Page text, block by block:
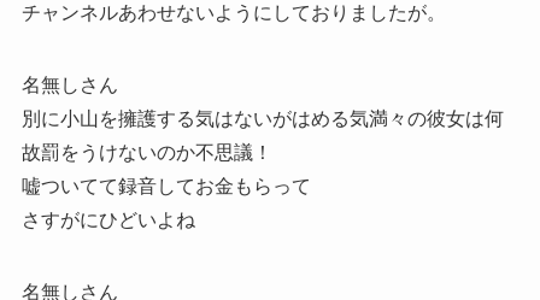
チャンネルあわせないようにしておりましたが。
名無しさん
別に小山を擁護する気はないがはめる気満々の彼女は何
故罰をうけないのか不思議！
嘘ついてて録音してお金もらって
さすがにひどいよね
名無しさん